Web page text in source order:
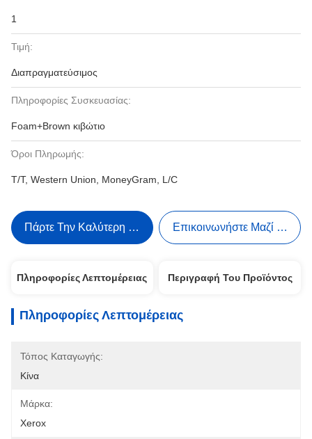
1
Τιμή:
Διαπραγματεύσιμος
Πληροφορίες Συσκευασίας:
Foam+Brown κιβώτιο
Όροι Πληρωμής:
T/T, Western Union, MoneyGram, L/C
Πάρτε Την Καλύτερη Τιμή Επικοινωνήστε Μαζί Μας
Πληροφορίες Λεπτομέρειας Περιγραφή Του Προϊόντος
Πληροφορίες Λεπτομέρειας
Τόπος Καταγωγής:
Κίνα
Μάρκα:
Xerox